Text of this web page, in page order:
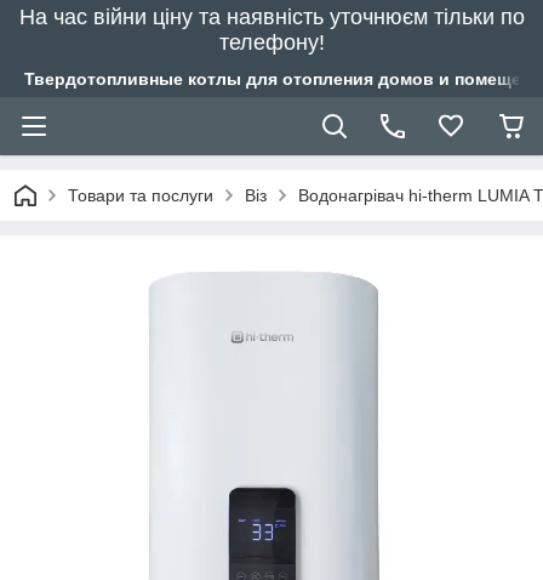
На час війни ціну та наявність уточнюєм тільки по
телефону!
Твердотопливные котлы для отопления домов и
Товари та послуги Віз Водонагрівач hi-therm LUMIA